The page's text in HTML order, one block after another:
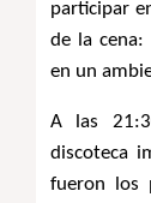
participar
de la cena:
en un
A las
discoteca
fueron los